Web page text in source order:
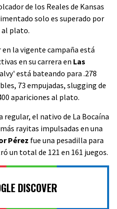
de los Reales de Kansas
solo es superado por
al plato.
la vigente campaña está
en su carrera en Las
está bateando para .278
73 empujadas, slugging de
apariciones al plato.
regular, el nativo de La Bocaína
rayitas impulsadas en una
Pérez fue una pesadilla para
un total de 121 en 161 juegos.
DISCOVER